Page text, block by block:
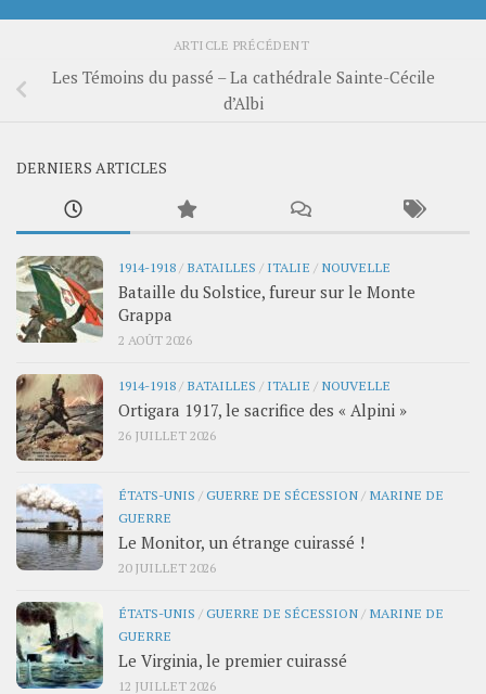
ARTICLE PRÉCÉDENT
Les Témoins du passé – La cathédrale Sainte-Cécile
d’Albi
DERNIERS ARTICLES
1914-1918/ BATAILLES / ITALIE / NOUVELLE
Bataille du Solstice, fureur sur le Monte
Grappa
2 AOÛT 2026
1914-1918/ BATAILLES / ITALIE / NOUVELLE
Ortigara 1917, le sacrifice des « Alpini »
26 JUILLET 2026
ÉTATS-UNIS /GUERRE DE SÉCESSION/ MARINE DE
GUERRE
Le Monitor, un étrange cuirassé !
20 JUILLET 2026
ÉTATS-UNIS /GUERRE DE SÉCESSION/ MARINE DE
GUERRE
Le Virginia, le premier cuirassé
12 JUILLET 2026